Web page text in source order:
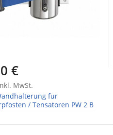
€
MwSt.
für
/ Tensatoren PW 2 B